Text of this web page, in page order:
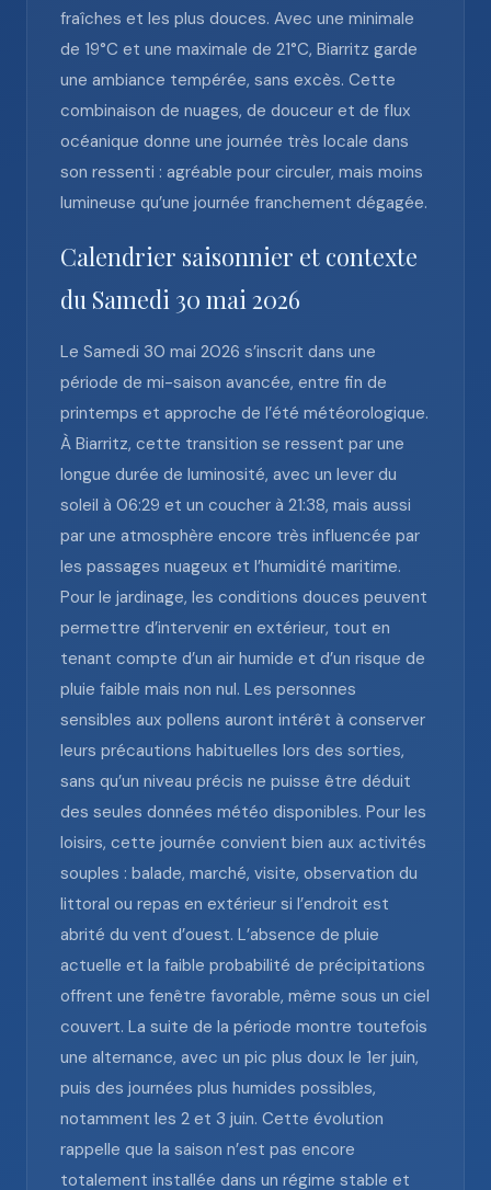
fraîches et les plus douces. Avec une minimale
de 19°C et une maximale de 21°C, Biarritz garde
une ambiance tempérée, sans excès. Cette
combinaison de nuages, de douceur et de flux
océanique donne une journée très locale dans
son ressenti : agréable pour circuler, mais moins
lumineuse qu’une journée franchement dégagée.
Calendrier saisonnier et contexte
du Samedi 30 mai 2026
Le Samedi 30 mai 2026 s’inscrit dans une
période de mi-saison avancée, entre fin de
printemps et approche de l’été météorologique.
À Biarritz, cette transition se ressent par une
longue durée de luminosité, avec un lever du
soleil à 06:29 et un coucher à 21:38, mais aussi
par une atmosphère encore très influencée par
les passages nuageux et l’humidité maritime.
Pour le jardinage, les conditions douces peuvent
permettre d’intervenir en extérieur, tout en
tenant compte d’un air humide et d’un risque de
pluie faible mais non nul. Les personnes
sensibles aux pollens auront intérêt à conserver
leurs précautions habituelles lors des sorties,
sans qu’un niveau précis ne puisse être déduit
des seules données météo disponibles. Pour les
loisirs, cette journée convient bien aux activités
souples : balade, marché, visite, observation du
littoral ou repas en extérieur si l’endroit est
abrité du vent d’ouest. L’absence de pluie
actuelle et la faible probabilité de précipitations
offrent une fenêtre favorable, même sous un ciel
couvert. La suite de la période montre toutefois
une alternance, avec un pic plus doux le 1er juin,
puis des journées plus humides possibles,
notamment les 2 et 3 juin. Cette évolution
rappelle que la saison n’est pas encore
totalement installée dans un régime stable et